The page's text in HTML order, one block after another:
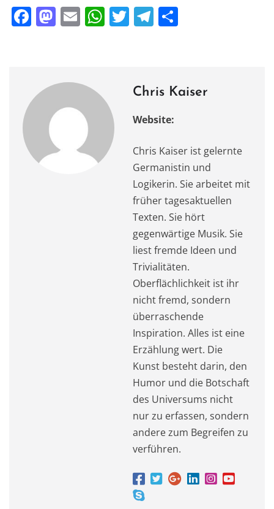
F
b
k
M
o
o
E W
A
p
p
T
r
T
a
m
Chris Kaiser
Website:
Chris Kaiser ist gelernte
Germanistin und
Logikerin. Sie arbeitet mit
früher tagesaktuellen
Texten. Sie hört
gegenwärtige Musik. Sie
liest fremde Ideen und
Trivialitäten.
Oberflächlichkeit ist ihr
nicht fremd, sondern
überraschende
Inspiration. Alles ist eine
Erzählung wert. Die
Kunst besteht darin, den
Humor und die Botschaft
des Universums nicht
nur zu erfassen, sondern
andere zum Begreifen zu
verführen.